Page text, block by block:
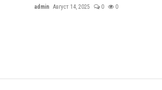
admin Август 14, 2025 0 0